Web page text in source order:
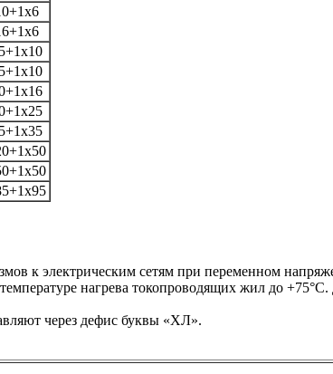
к электрическим сетям при переменном
нагрева токопроводящих жил до
через дефис буквы «ХЛ».